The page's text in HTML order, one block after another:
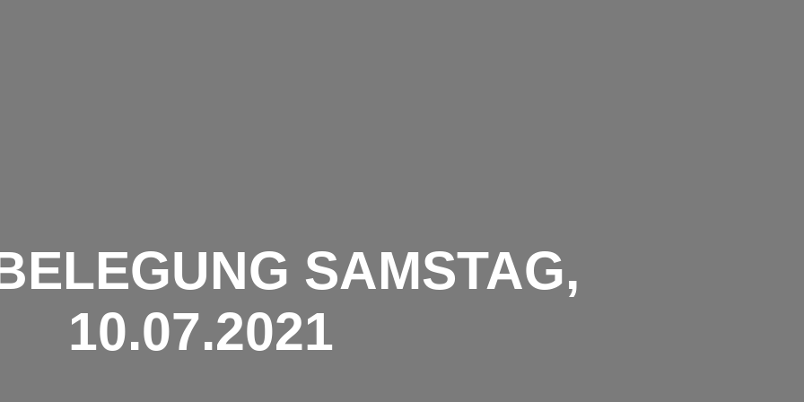
SAMSTAG,
10.07.2021